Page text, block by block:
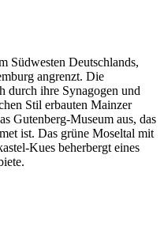
Südwesten Deutschlands,
angrenzt. Die
durch ihre Synagogen und
Stil erbauten Mainzer
Gutenberg-Museum aus, das
ist. Das grüne Moseltal mit
Kues beherbergt eines